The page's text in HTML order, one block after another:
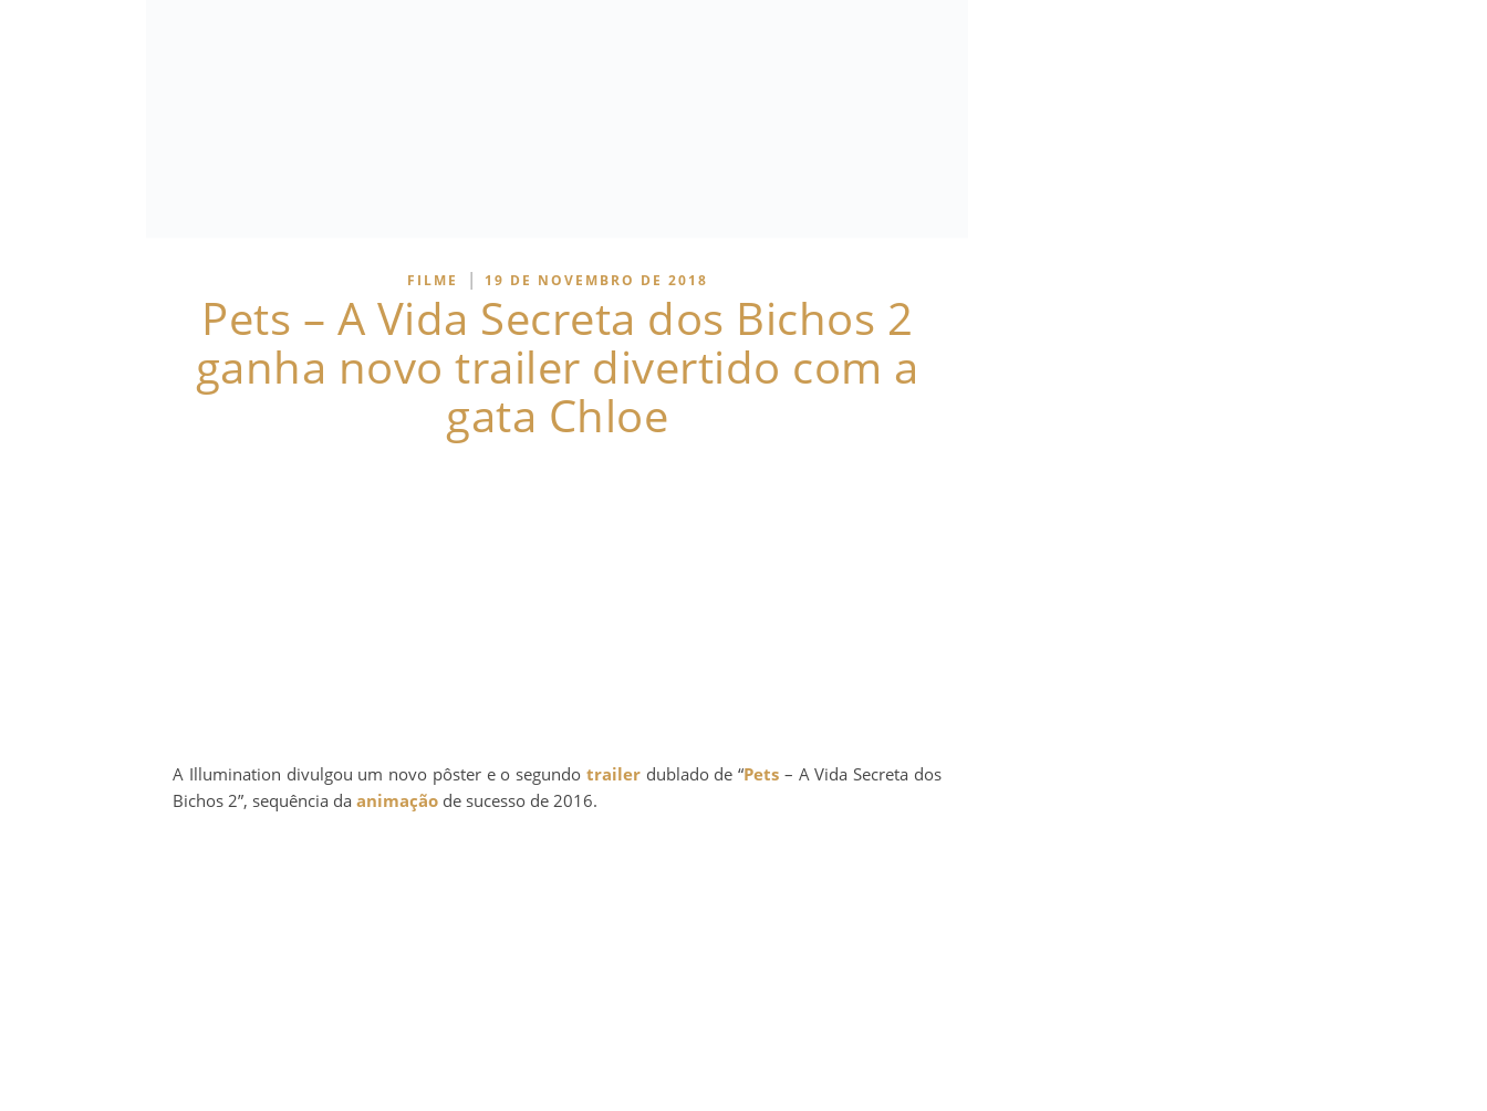
FILME | 19 DE NOVEMBRO DE 2018
Pets – A Vida Secreta dos Bichos 2
ganha novo trailer divertido com a
gata Chloe
A Illumination divulgou um novo pôster e o segundo trailerdublado de “Pets – A Vida Secreta dos
Bichos 2”, sequência da animação de sucesso de 2016.